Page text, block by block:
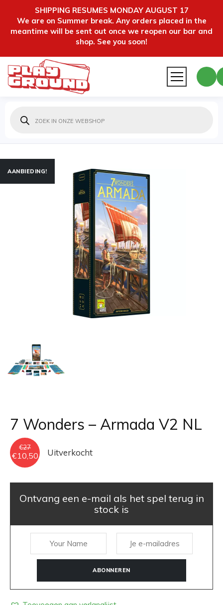
SHIPPING RESUMES MONDAY AUGUST 17
We are on Summer break. Any orders placed in the
meantime will be sent out once we reopen our bar and
shop. See you soon!
zoeken
AANBIEDING!
7 Wonders – Armada V2 NL
€27
Oorspronkelijke
prijs
was:
€10,50
Huidige
prijs
is:
Uitverkocht
Ontvang een e-mail als het spel terug in
stock is
ABONNEREN